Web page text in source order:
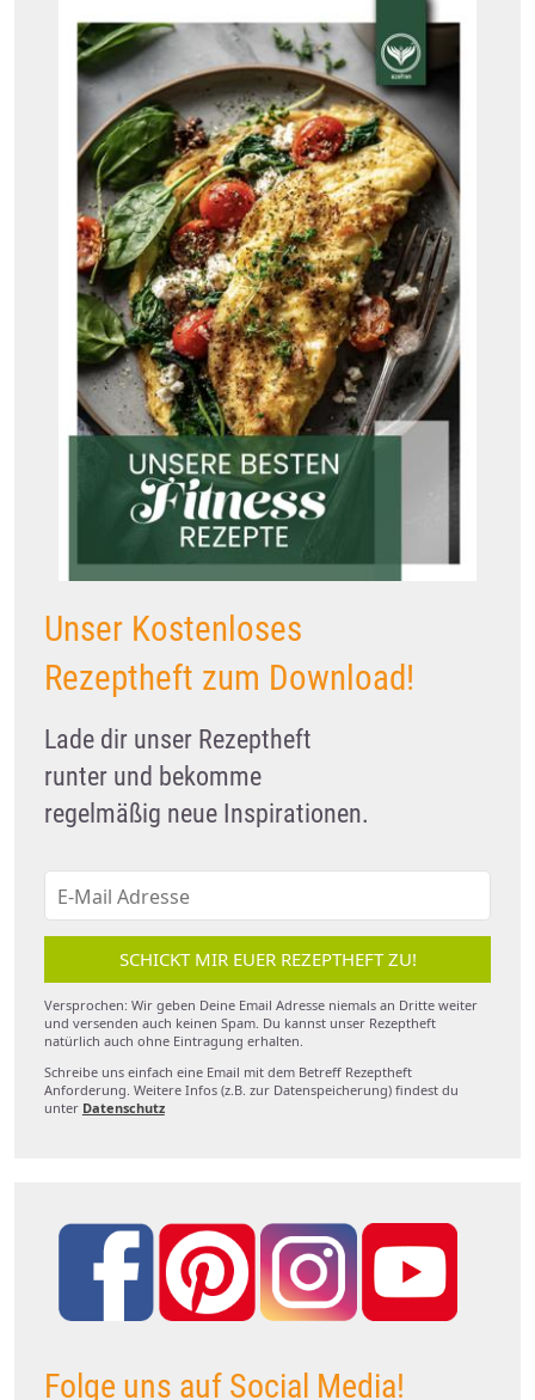
Unser Kostenloses
Rezeptheft zum Download!
Lade dir unser Rezeptheft
runter und bekomme
regelmäßig neue Inspirationen.
SCHICKT MIR EUER REZEPTHEFT ZU!
Versprochen: Wir geben Deine Email Adresse niemals an Dritte weiter
und versenden auch keinen Spam. Du kannst unser Rezeptheft
natürlich auch ohne Eintragung erhalten.
Schreibe uns einfach eine Email mit dem Betreff Rezeptheft
Anforderung. Weitere Infos (z.B. zur Datenspeicherung) findest du
unter Datenschutz
Folge uns auf Social Media!